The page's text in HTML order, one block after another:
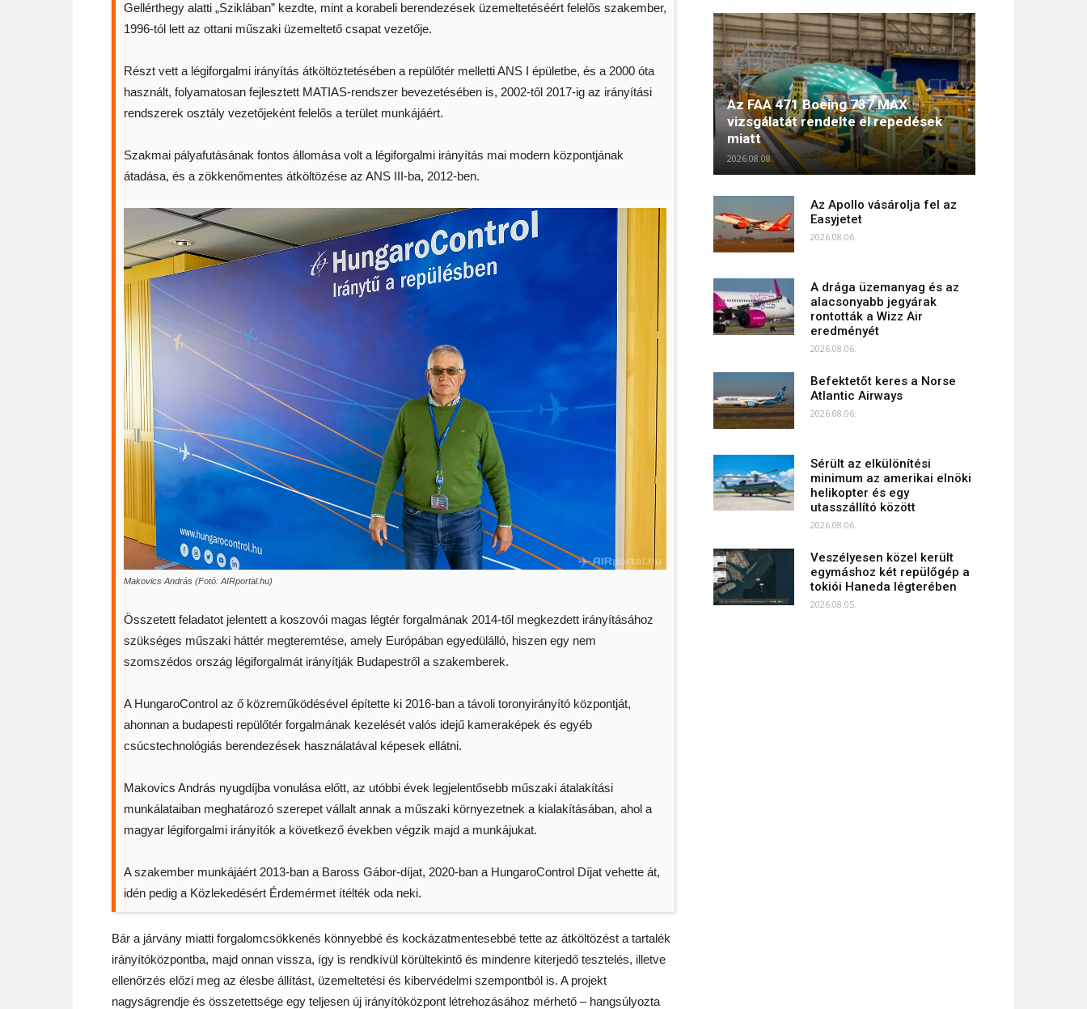
Gellérthegy alatti „Sziklában” kezdte, mint a korabeli berendezések üzemeltetéséért felelős szakember,
1996-tól lett az ottani műszaki üzemeltető csapat vezetője.
Részt vett a légiforgalmi irányítás átköltöztetésében a repülőtér melletti ANS I épületbe, és a 2000 óta
használt, folyamatosan fejlesztett MATIAS-rendszer bevezetésében is, 2002-től 2017-ig az irányítási
rendszerek osztály vezetőjeként felelős a terület munkájáért.
Szakmai pályafutásának fontos állomása volt a légiforgalmi irányítás mai modern központjának
átadása, és a zökkenőmentes átköltözése az ANS III-ba, 2012-ben.
Makovics András (Fotó: AIRportal.hu)
Összetett feladatot jelentett a koszovói magas légtér forgalmának 2014-től megkezdett irányításához
szükséges műszaki háttér megteremtése, amely Európában egyedülálló, hiszen egy nem
szomszédos ország légiforgalmát irányítják Budapestről a szakemberek.
A HungaroControl az ő közreműködésével építette ki 2016-ban a távoli toronyirányító központját,
ahonnan a budapesti repülőtér forgalmának kezelését valós idejű kameraképek és egyéb
csúcstechnológiás berendezések használatával képesek ellátni.
Makovics András nyugdíjba vonulása előtt, az utóbbi évek legjelentősebb műszaki átalakítási
munkálataiban meghatározó szerepet vállalt annak a műszaki környezetnek a kialakításában, ahol a
magyar légiforgalmi irányítók a következő években végzik majd a munkájukat.
A szakember munkájáért 2013-ban a Baross Gábor-díjat, 2020-ban a HungaroControl Díjat vehette át,
idén pedig a Közlekedésért Érdemérmet ítélték oda neki.
Bár a járvány miatti forgalomcsökkenés könnyebbé és kockázatmentesebbé tette az átköltözést a tartalék
irányítóközpontba, majd onnan vissza, így is rendkívül körültekintő és mindenre kiterjedő tesztelés, illetve
ellenőrzés előzi meg az élesbe állítást, üzemeltetési és kibervédelmi szempontból is. A projekt
nagyságrendje és összetettsége egy teljesen új irányítóközpont létrehozásához mérhető – hangsúlyozta
Az FAA 471 Boeing 737 MAX
vizsgálatát rendelte el repedések
miatt
2026.08.08.
Az Apollo vásárolja fel az
Easyjetet
2026.08.06.
A drága üzemanyag és az
alacsonyabb jegyárak
rontották a Wizz Air
eredményét
2026.08.06.
Befektetőt keres a Norse
Atlantic Airways
2026.08.06.
Sérült az elkülönítési
minimum az amerikai elnöki
helikopter és egy
utasszállító között
2026.08.06.
Veszélyesen közel került
egymáshoz két repülőgép a
tokiói Haneda légterében
2026.08.05.